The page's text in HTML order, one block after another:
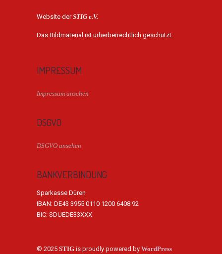
Website derSTIG e.V.
Das Bildmaterial ist urherberrechtlich geschützt.
IMPRESSUM
Impressum ansehen
DSGVO
DSGVO ansehen
BANKVERBINDUNG
Sparkasse Düren
IBAN: DE43 3955 0110 1200 6408 92
BIC: SDUEDE33XXX
© 2025 STIG is proudly powered by WordPress